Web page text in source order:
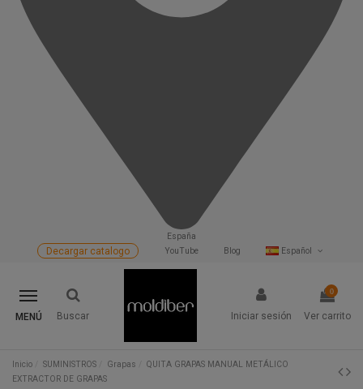
España
Español
Blog
YouTube
Decargar catalogo
MENÚ Buscar Iniciar sesión
0
Ver carrito
Inicio SUMINISTROS Grapas
QUITA GRAPAS MANUAL METÁLICO
EXTRACTOR DE GRAPAS